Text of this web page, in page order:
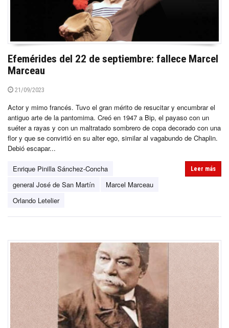
Efemérides del 22 de septiembre: fallece Marcel
Marceau
21/09/2023
Actor y mimo francés. Tuvo el gran mérito de resucitar y encumbrar el
antiguo arte de la pantomima. Creó en 1947 a Bip, el payaso con un
suéter a rayas y con un maltratado sombrero de copa decorado con una
flor y que se convirtió en su alter ego, similar al vagabundo de Chaplin.
Debió escapar...
Enrique Pinilla Sánchez-Concha
general José de San Martín
Marcel Marceau
Orlando Letelier
Leer más